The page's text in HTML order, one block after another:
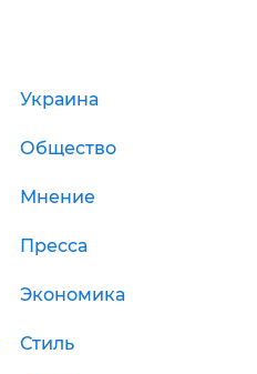
Украина
Общество
Мнение
Пресса
Экономика
Стиль